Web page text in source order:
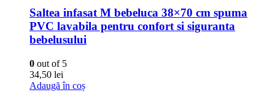
Saltea infasat M bebeluca 38×70 cm spuma
PVC lavabila pentru confort si siguranta
bebelusului
0 out of 5
34,50 lei
Adaugă în coș